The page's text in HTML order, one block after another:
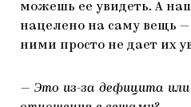
можешь ее увидеть. А
нацелено на саму вещь
ними просто не дает их
— Это из-за дефицита